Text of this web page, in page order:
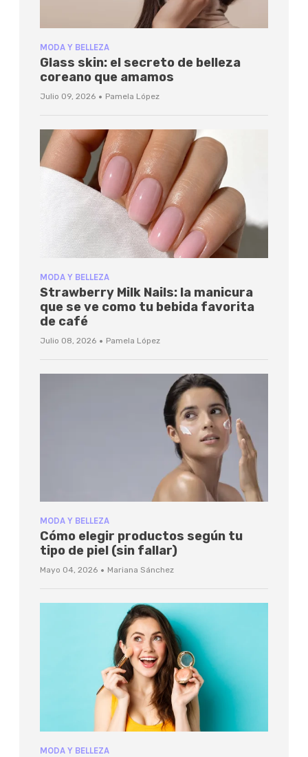
MODA Y BELLEZA
Glass skin: el secreto de belleza
coreano que amamos
Julio 09, 2026 · Pamela López
MODA Y BELLEZA
Strawberry Milk Nails: la manicura
que se ve como tu bebida favorita
de café
Julio 08, 2026 · Pamela López
MODA Y BELLEZA
Cómo elegir productos según tu
tipo de piel (sin fallar)
Mayo 04, 2026 · Mariana Sánchez
MODA Y BELLEZA